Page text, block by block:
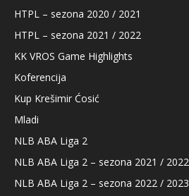
HTPL – sezona 2020 / 2021
HTPL – sezona 2021 / 2022
KK VROS Game Highlights
Koferencija
Kup Krešimir Ćosić
Mladi
NLB ABA Liga 2
NLB ABA Liga 2 – sezona 2021 / 2022
NLB ABA Liga 2 – sezona 2022 / 2023